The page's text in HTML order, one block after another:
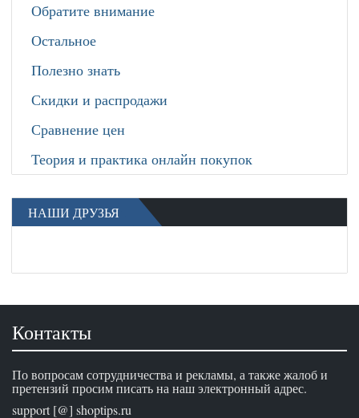
Обратите внимание
Остальное
Полезно знать
Скидки и распродажи
Сравнение цен
Теория и практика онлайн покупок
НАШИ ДРУЗЬЯ
Контакты
По вопросам сотрудничества и рекламы, а также жалоб и
претензий просим писать на наш электронный адрес.
support [@] shoptips.ru